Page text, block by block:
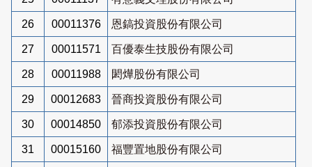
26 00011376 恩鎬投資股份有限公司
27 00011571 百優泰生技股份有限公司
28 00011988 閎燁股份有限公司
29 00012683 晉商投資股份有限公司
30 00014850 郁添投資股份有限公司
31 00015160 福豐置地股份有限公司